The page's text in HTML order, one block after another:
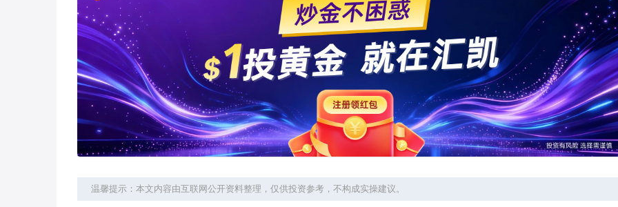
温馨提示：本文内容由互联网公开资料整理，仅供投资参考，不构成实操建议。